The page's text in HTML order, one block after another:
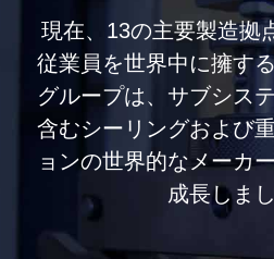
現在、13の主要製造拠
従業員を世界中に擁す
グループは、サブシス
含むシーリングおよび
ョンの世界的なメーカ
成長しまし